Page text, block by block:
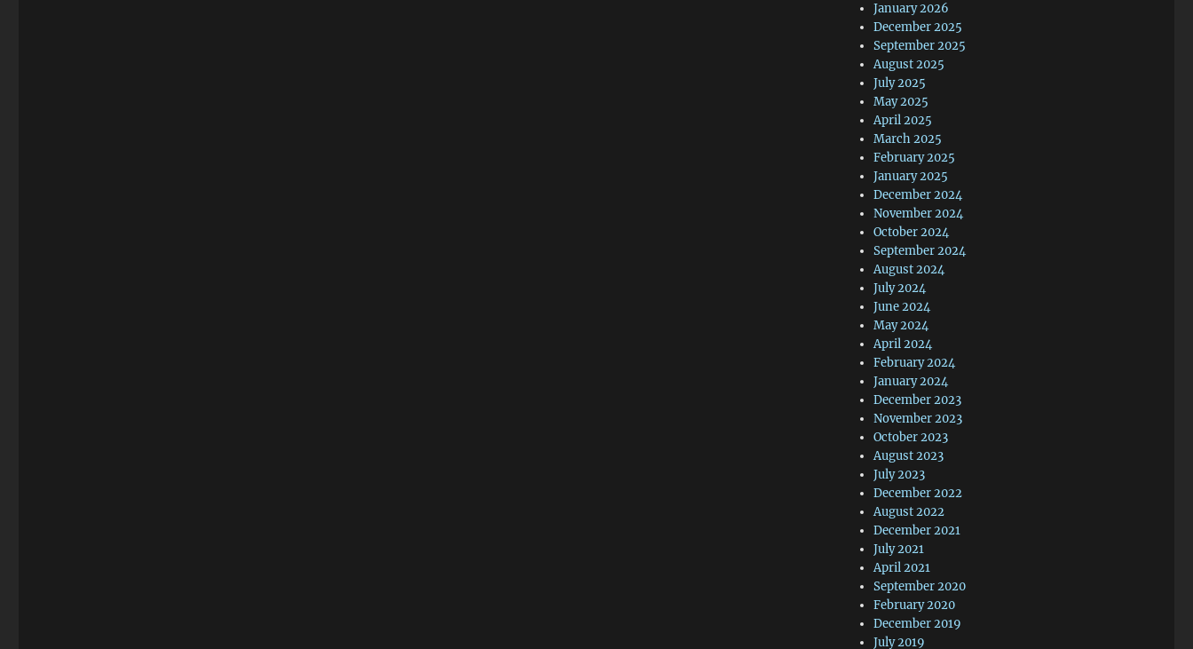
January 2026
December 2025
September 2025
August 2025
July 2025
May 2025
April 2025
March 2025
February 2025
January 2025
December 2024
November 2024
October 2024
September 2024
August 2024
July 2024
June 2024
May 2024
April 2024
February 2024
January 2024
December 2023
November 2023
October 2023
August 2023
July 2023
December 2022
August 2022
December 2021
July 2021
April 2021
September 2020
February 2020
December 2019
July 2019